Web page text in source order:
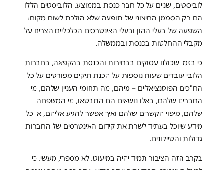
לוביסטים, שניים על כל חבר כנסת בממוצע. הלוביסטים הללו
הם רק הסממן החיצוני של תופעה שלא הולכת לשום מקום:
השפעה של בעלי ההון ובעלי האינטרסים הכלכליים הצרים על
מקבלי ההחלטות בכנסת ובממשלה.
כי בזמן שכולנו עסוקים בבחירות והכנסת בהקפאה, בחברות
הלובי עובדים שעות נוספות על הכנת תיקים מפורטים על כל
הח"כים הפוטנציאליים – מיהם, מה תחומי העניין שלהם, מי
החברים שלהם, באלו נושאים הם התבטאו, מי המשפחה
שלהם, מיפוי הקשרים שלהם ואיך אפשר להגיע אליהם, או כל
מידע שיוכל בעתיד לשרת את קידום האינטרסים של החברות
גדולות והטייקונים.
בקרב הזה הציבור תמיד יהיה במיעוט. לא מספרי, מעשי. כי